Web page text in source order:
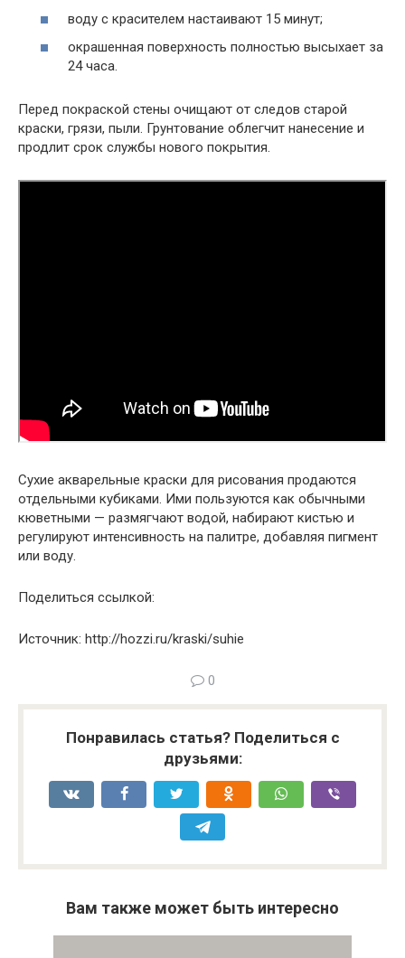
воду с красителем настаивают 15 минут;
окрашенная поверхность полностью высыхает за
24 часа.
Перед покраской стены очищают от следов старой
краски, грязи, пыли. Грунтование облегчит нанесение и
продлит срок службы нового покрытия.
Сухие акварельные краски для рисования продаются
отдельными кубиками. Ими пользуются как обычными
кюветными — размягчают водой, набирают кистью и
регулируют интенсивность на палитре, добавляя пигмент
или воду.
Поделиться ссылкой:
Источник: http://hozzi.ru/kraski/suhie
0
Понравилась статья? Поделиться с
друзьями:
Вам также может быть интересно